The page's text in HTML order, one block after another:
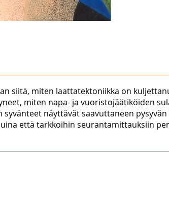
siitä, miten laattatektoniikka on
miten napa- ja vuoristojäätiköiden
näyttävät saavuttaneen
että tarkkoihin seurantamittauksiin